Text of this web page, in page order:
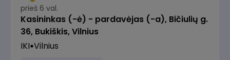
prieš 6 val.
Kasininkas (-ė) - pardavėjas (-a), Bičiulių g.
36, Bukiškis, Vilnius
IKI Vilnius